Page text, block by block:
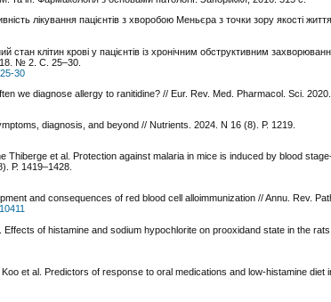
лікування пацієнтів з хворобою Меньєра з точки зору якості
клітин крові у пацієнтів із хронічним обструктивним
№ 2. С. 25–30.
30
we diagnose allergy to ranitidine? // Eur. Rev. Med. Pharmacol. Sci.
diagnosis, and beyond // Nutrients. 2024. N 16 (8). Р. 1219.
Thiberge et al. Protection against malaria in mice is induced by blood
Р. 1419–1428.
and consequences of red blood cell alloimmunization // Annu. Rev.
of histamine and sodium hypochlorite on prooxidand state in the
et al. Predictors of response to oral medications and low-histamine diet